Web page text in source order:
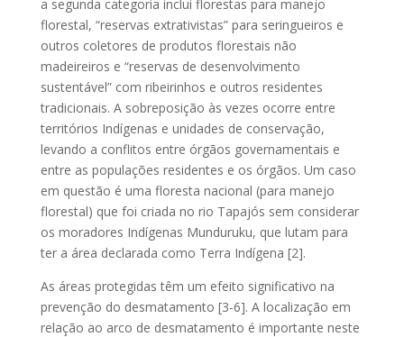
a segunda categoria inclui florestas para manejo
florestal, “reservas extrativistas” para seringueiros e
outros coletores de produtos florestais não
madeireiros e “reservas de desenvolvimento
sustentável” com ribeirinhos e outros residentes
tradicionais. A sobreposição às vezes ocorre entre
territórios Indígenas e unidades de conservação,
levando a conflitos entre órgãos governamentais e
entre as populações residentes e os órgãos. Um caso
em questão é uma floresta nacional (para manejo
florestal) que foi criada no rio Tapajós sem considerar
os moradores Indígenas Munduruku, que lutam para
ter a área declarada como Terra Indígena [2].
As áreas protegidas têm um efeito significativo na
prevenção do desmatamento [3-6]. A localização em
relação ao arco de desmatamento é importante neste